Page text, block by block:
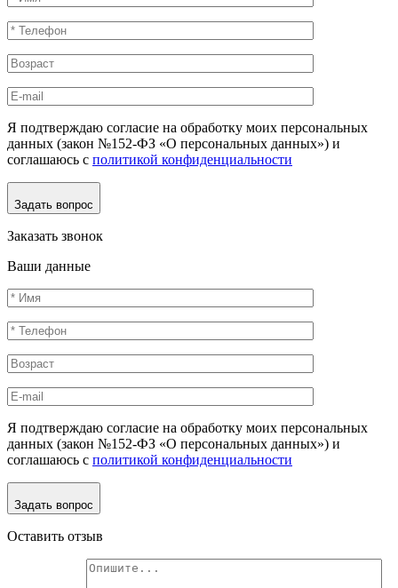
Я подтверждаю согласие на обработку моих персональных
данных (закон №152-ФЗ «О персональных данных») и
соглашаюсь с политикой конфиденциальности
Задать вопрос
Заказать звонок
Ваши данные
Я подтверждаю согласие на обработку моих персональных
данных (закон №152-ФЗ «О персональных данных») и
соглашаюсь с политикой конфиденциальности
Задать вопрос
Оставить отзыв